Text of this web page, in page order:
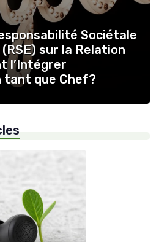
Sociétale
sur la Relation
l’Intégrer
tant que Chef?